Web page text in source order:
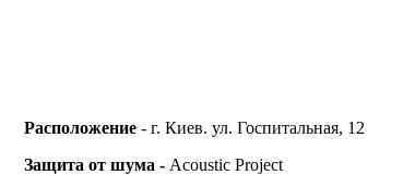
Расположение - г. Киев. ул. Госпитальная, 12
Защита от шума - Acoustic Project